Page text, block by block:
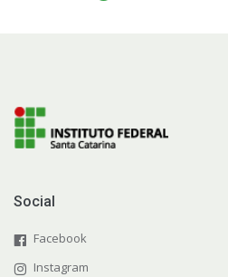
Social
Facebook
Instagram